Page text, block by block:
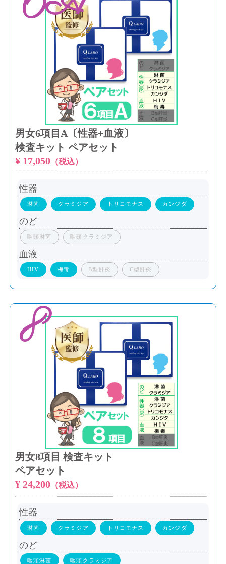
男女6項目A〔性器+血液〕
検査キット ペアセット
¥ 17,050（税込）
性器
淋菌 クラミジア トリコモナス カンジダ
のど
咽頭淋菌 咽頭クラミジア
血液
HIV 梅毒 B型肝炎 C型肝炎
8
男女8項目 検査キット
ペアセット​
¥ 24,200（税込）
性器
淋菌 クラミジア トリコモナス カンジダ
のど
咽頭淋菌 咽頭クラミジア